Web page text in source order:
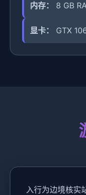
内存： 8 GB
显卡： GTX
入行为边境核实